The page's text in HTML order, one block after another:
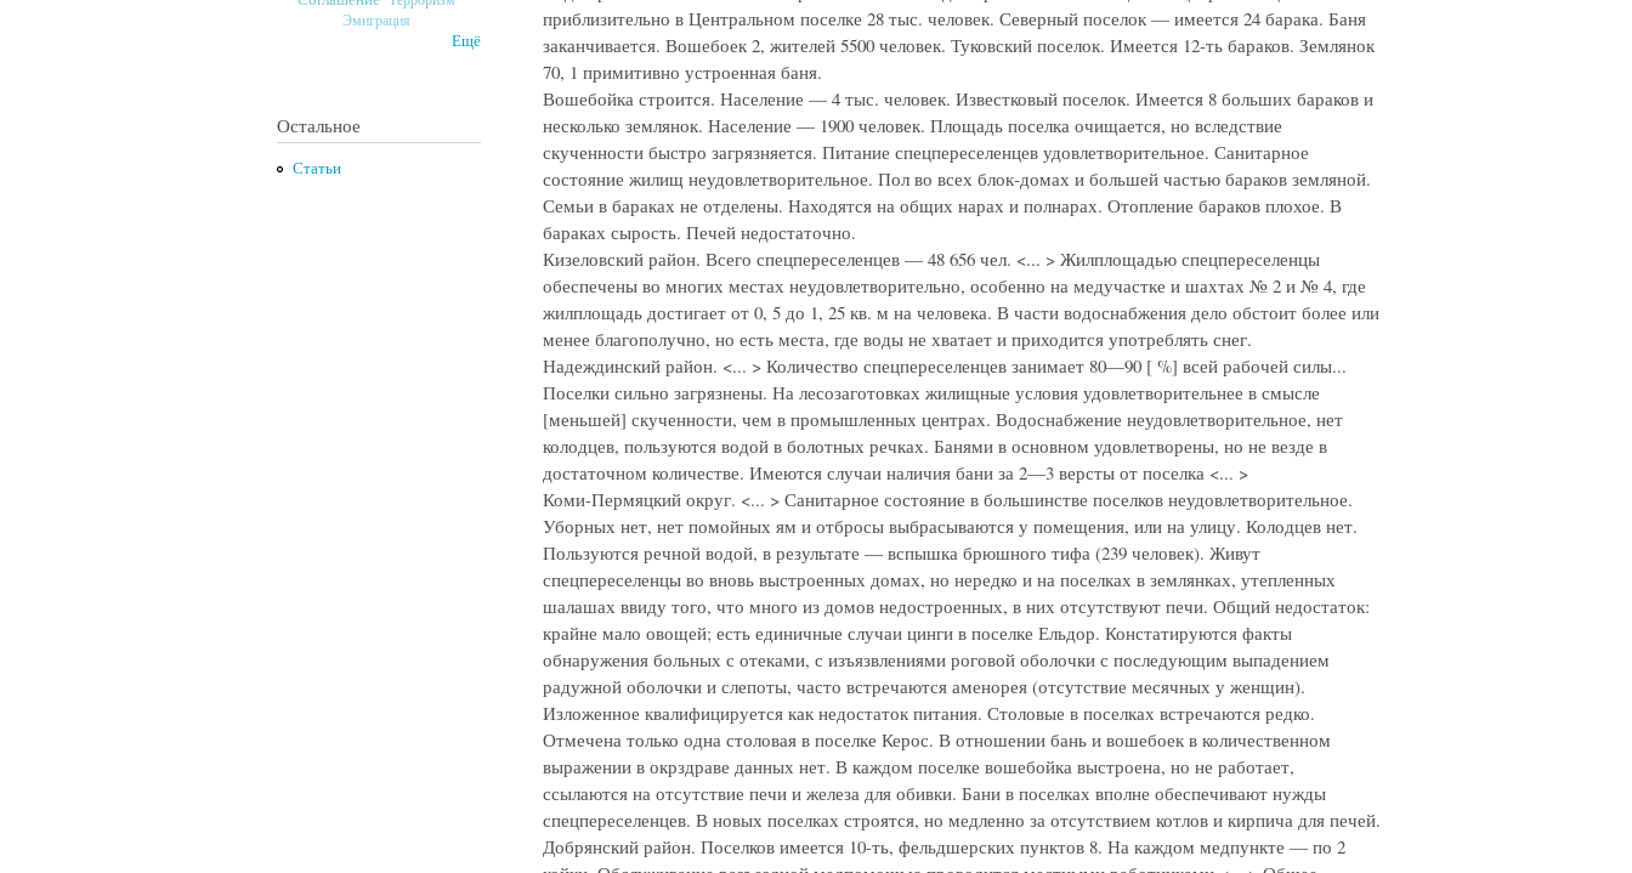
Эмиграция
Ещё
Остальное
Статьи
приблизительно в Центральном поселке 28 тыс. человек. Северный поселок — имеется 24 барака. Баня
заканчивается. Вошебоек 2, жителей 5500 человек. Туковский поселок. Имеется 12-ть бараков. Землянок
70, 1 примитивно устроенная баня.
Вошебойка строится. Население — 4 тыс. человек. Известковый поселок. Имеется 8 больших бараков и
несколько землянок. Население — 1900 человек. Площадь поселка очищается, но вследствие
скученности быстро загрязняется. Питание спецпереселенцев удовлетворительное. Санитарное
состояние жилищ неудовлетворительное. Пол во всех блок-домах и большей частью бараков земляной.
Семьи в бараках не отделены. Находятся на общих нарах и полнарах. Отопление бараков плохое. В
бараках сырость. Печей недостаточно.
Кизеловский район. Всего спецпереселенцев — 48 656 чел. <... > Жилплощадью спецпереселенцы
обеспечены во многих местах неудовлетворительно, особенно на медучастке и шахтах № 2 и № 4, где
жилплощадь достигает от 0, 5 до 1, 25 кв. м на человека. В части водоснабжения дело обстоит более или
менее благополучно, но есть места, где воды не хватает и приходится употреблять снег.
Надеждинский район. <... > Количество спецпереселенцев занимает 80—90 [ %] всей рабочей силы...
Поселки сильно загрязнены. На лесозаготовках жилищные условия удовлетворительнее в смысле
[меньшей] скученности, чем в промышленных центрах. Водоснабжение неудовлетворительное, нет
колодцев, пользуются водой в болотных речках. Банями в основном удовлетворены, но не везде в
достаточном количестве. Имеются случаи наличия бани за 2—3 версты от поселка <... >
Коми-Пермяцкий округ. <... > Санитарное состояние в большинстве поселков неудовлетворительное.
Уборных нет, нет помойных ям и отбросы выбрасываются у помещения, или на улицу. Колодцев нет.
Пользуются речной водой, в результате — вспышка брюшного тифа (239 человек). Живут
спецпереселенцы во вновь выстроенных домах, но нередко и на поселках в землянках, утепленных
шалашах ввиду того, что много из домов недостроенных, в них отсутствуют печи. Общий недостаток:
крайне мало овощей; есть единичные случаи цинги в поселке Ельдор. Констатируются факты
обнаружения больных с отеками, с изъязвлениями роговой оболочки с последующим выпадением
радужной оболочки и слепоты, часто встречаются аменорея (отсутствие месячных у женщин).
Изложенное квалифицируется как недостаток питания. Столовые в поселках встречаются редко.
Отмечена только одна столовая в поселке Керос. В отношении бань и вошебоек в количественном
выражении в окрздраве данных нет. В каждом поселке вошебойка выстроена, но не работает,
ссылаются на отсутствие печи и железа для обивки. Бани в поселках вполне обеспечивают нужды
спецпереселенцев. В новых поселках строятся, но медленно за отсутствием котлов и кирпича для печей.
Добрянский район. Поселков имеется 10-ть, фельдшерских пунктов 8. На каждом медпункте — по 2